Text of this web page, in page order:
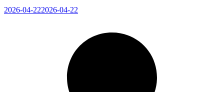
2026-04-222026-04-22